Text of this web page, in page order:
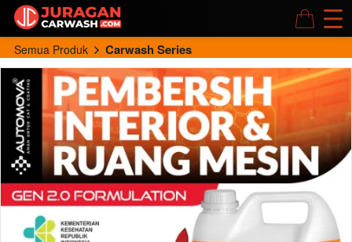
Semua Produk Carwash Series